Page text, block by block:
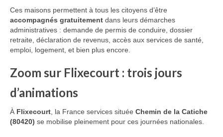
Ces maisons permettent à tous les citoyens d’être
accompagnés gratuitement dans leurs démarches
administratives : demande de permis de conduire, dossier
retraite, déclaration de revenus, accès aux services de santé,
emploi, logement, et bien plus encore.
Zoom sur Flixecourt : trois jours
d’animations
À Flixecourt , la France services située Chemin de la Catiche
(80420) se mobilise pleinement pour ces journées nationales.